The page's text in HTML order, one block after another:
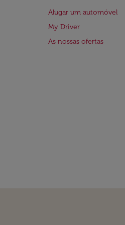
Alugar um automóvel
My Driver
As nossas ofertas